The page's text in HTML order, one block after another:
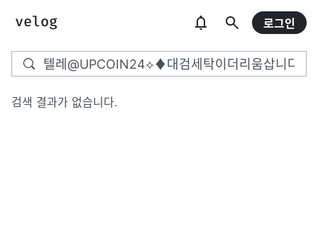
로그인
검색 결과가 없습니다.